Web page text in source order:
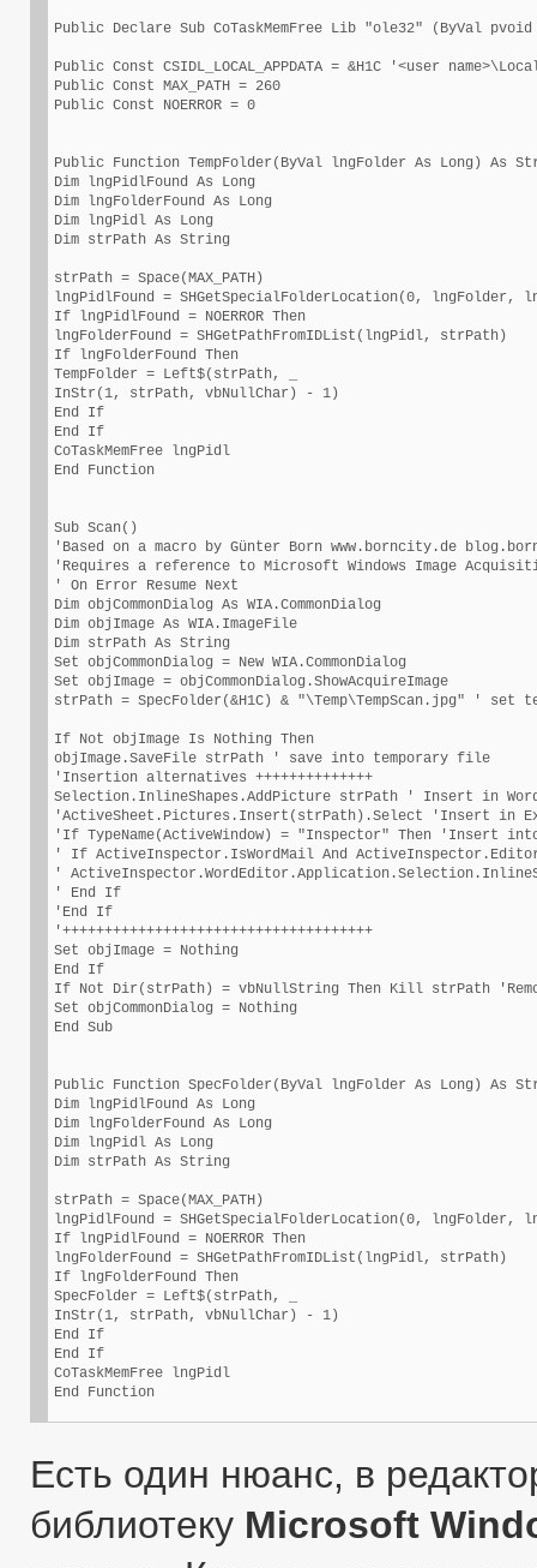
Public Declare Sub CoTaskMemFree Lib "ole32" (ByVal
Public Const CSIDL_LOCAL_APPDATA = &H1C '<user
Public Const MAX_PATH = 260
Public Const NOERROR = 0
Public Function TempFolder(ByVal lngFolder As Long) As
Dim lngPidlFound As Long
Dim lngFolderFound As Long
Dim lngPidl As Long
Dim strPath As String
strPath = Space(MAX_PATH)
lngPidlFound = SHGetSpecialFolderLocation(0, lngFolder,
If lngPidlFound = NOERROR Then
lngFolderFound = SHGetPathFromIDList(lngPidl, strPath)
If lngFolderFound Then
TempFolder = Left$(strPath, _
InStr(1, strPath, vbNullChar) - 1)
End If
End If
CoTaskMemFree lngPidl
End Function
Sub Scan()
'Based on a macro by Günter Born www.borncity.de
'Requires a reference to Microsoft Windows Image
' On Error Resume Next
Dim objCommonDialog As WIA.CommonDialog
Dim objImage As WIA.ImageFile
Dim strPath As String
Set objCommonDialog = New WIA.CommonDialog
Set objImage = objCommonDialog.ShowAcquireImage
strPath = SpecFolder(&H1C) & "\Temp\TempScan.jpg" '
If Not objImage Is Nothing Then
objImage.SaveFile strPath ' save into temporary file
'Insertion alternatives ++++++++++++++
Selection.InlineShapes.AddPicture strPath ' Insert in Word
'ActiveSheet.Pictures.Insert(strPath).Select 'Insert in
'If TypeName(ActiveWindow) = "Inspector" Then 'Insert into
' If ActiveInspector.IsWordMail And
'
' End If
'End If
'+++++++++++++++++++++++++++++++++++++
Set objImage = Nothing
End If
If Not Dir(strPath) = vbNullString Then Kill strPath
Set objCommonDialog = Nothing
End Sub
Public Function SpecFolder(ByVal lngFolder As Long) As
Dim lngPidlFound As Long
Dim lngFolderFound As Long
Dim lngPidl As Long
Dim strPath As String
strPath = Space(MAX_PATH)
lngPidlFound = SHGetSpecialFolderLocation(0, lngFolder,
If lngPidlFound = NOERROR Then
lngFolderFound = SHGetPathFromIDList(lngPidl, strPath)
If lngFolderFound Then
SpecFolder = Left$(strPath, _
InStr(1, strPath, vbNullChar) - 1)
End If
End If
CoTaskMemFree lngPidl
End Function
Есть один нюанс, в
библиотеку Microsoft